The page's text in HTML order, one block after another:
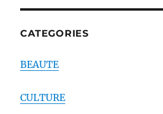
CATEGORIES
BEAUTE
CULTURE